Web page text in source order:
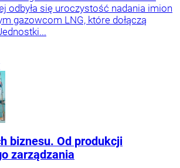
odbyła się uroczystość nadania imion
gazowcom LNG, które dołączą
biznesu. Od produkcji
zarządzania